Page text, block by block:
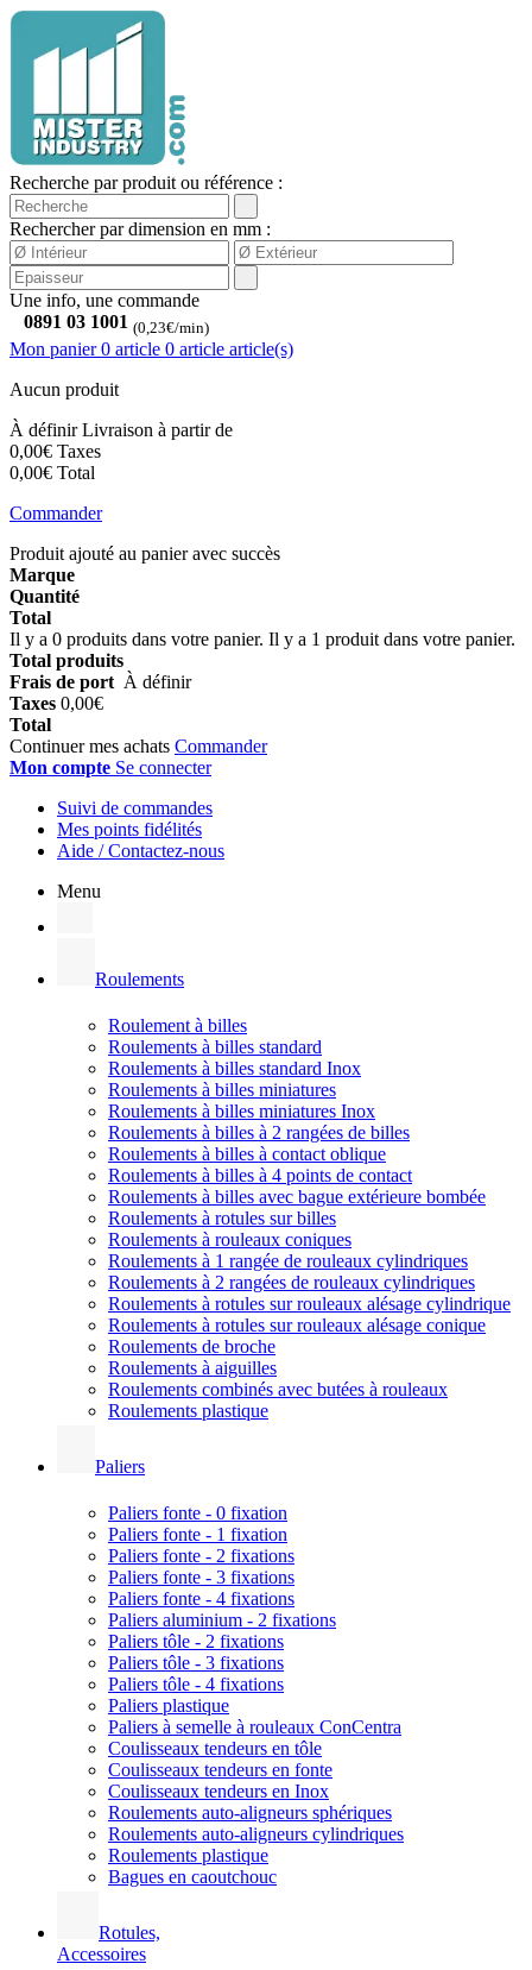
Recherche par produit ou référence :
Rechercher par dimension en mm :
Une info, une commande
0891 03 1001 (0,23€/min)
Mon panier 0 article 0 article article(s)
Aucun produit
À définirLivraison à partir de
0,00€ Taxes
0,00€ Total
Commander
Produit ajouté au panier avec succès
Marque
Quantité
Total
Il y a 0 produits dans votre panier. Il y a 1 produit dans votre panier.
Total produits
Frais de port À définir
Taxes 0,00€
Total
Continuer mes achats Commander
Mon compte Se connecter
Suivi de commandes
Mes points fidélités
Aide / Contactez-nous
Menu
Roulements
Roulement à billes
Roulements à billes standard
Roulements à billes standard Inox
Roulements à billes miniatures
Roulements à billes miniatures Inox
Roulements à billes à 2 rangées de billes
Roulements à billes à contact oblique
Roulements à billes à 4 points de contact
Roulements à billes avec bague extérieure bombée
Roulements à rotules sur billes
Roulements à rouleaux coniques
Roulements à 1 rangée de rouleaux cylindriques
Roulements à 2 rangées de rouleaux cylindriques
Roulements à rotules sur rouleaux alésage cylindrique
Roulements à rotules sur rouleaux alésage conique
Roulements de broche
Roulements à aiguilles
Roulements combinés avec butées à rouleaux
Roulements plastique
Paliers
Paliers fonte - 0 fixation
Paliers fonte - 1 fixation
Paliers fonte - 2 fixations
Paliers fonte - 3 fixations
Paliers fonte - 4 fixations
Paliers aluminium - 2 fixations
Paliers tôle - 2 fixations
Paliers tôle - 3 fixations
Paliers tôle - 4 fixations
Paliers plastique
Paliers à semelle à rouleaux ConCentra
Coulisseaux tendeurs en tôle
Coulisseaux tendeurs en fonte
Coulisseaux tendeurs en Inox
Roulements auto-aligneurs sphériques
Roulements auto-aligneurs cylindriques
Roulements plastique
Bagues en caoutchouc
Rotules,
Accessoires